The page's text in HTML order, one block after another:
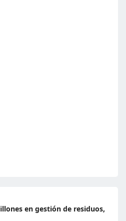
en gestión de residuos,